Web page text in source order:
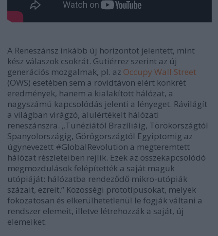
A Reneszánsz inkább új horizontot jelentett, mint
kész válaszok csokrát. Gutiérrez szerint az új
generációs mozgalmak, pl. az Occupy Wall Street
(OWS) esetében sem a rövidtávon elért konkrét
eredmények, hanem a kialakított hálózat, a
nagyszámú kapcsolódás jelenti a lényeget. Rávilágít
a világban virágzó, alulértékelt hálózati
reneszánszra. „Tunéziától Brazíliáig, Törökországtól
Spanyolországig, Görögországtól Egyiptomig az
úgynevezett #GlobalRevolution a megteremtett
hálózat részleteiben rejlik. Ezek az összekapcsolódó
megmozdulások felépítették a saját maguk
utópiáját: hálózatba rendeződő mikro-utópiák
százait, ezreit.” Közösségi prototípusokat, melyek
fokozatosan és elkerülhetetlenül le fogják váltani a
rendszer elemeit, illetve létrehozzák a saját, új
elemeiket.